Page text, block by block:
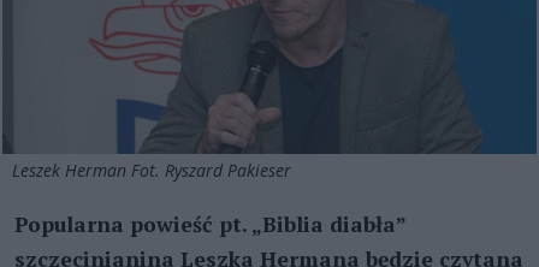
Leszek Herman Fot. Ryszard Pakieser
Popularna powieść pt. „Biblia diabła”
szczecinianina Leszka Hermana będzie czytana